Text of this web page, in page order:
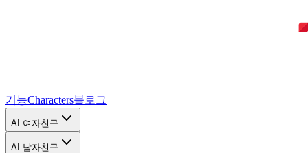
기능Characters블로그
AI 여자친구
AI 남자친구